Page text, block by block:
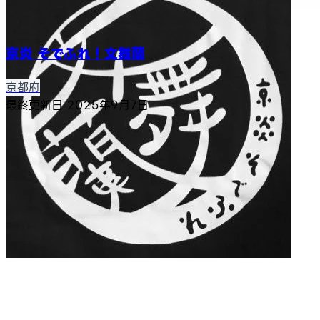
京炎 そでふれ！文舞蘭
京都府
最終更新日2025年9月7日